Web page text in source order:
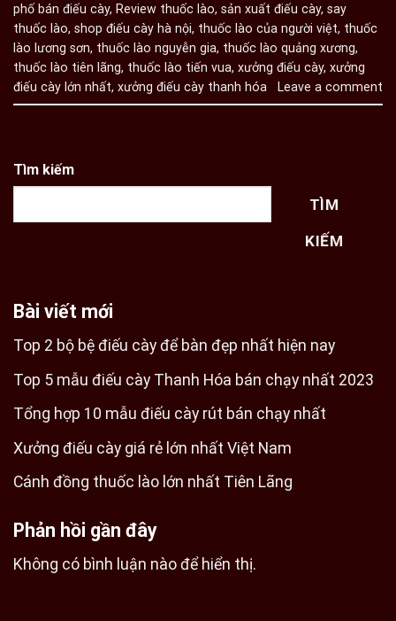
phố bán điếu cày, Review thuốc lào, sản xuất điếu cày, say
thuốc lào, shop điếu cày hà nội, thuốc lào của người việt, thuốc
lào lương sơn, thuốc lào nguyễn gia, thuốc lào quảng xương,
thuốc lào tiên lãng, thuốc lào tiến vua, xưởng điếu cày, xưởng
điếu cày lớn nhất, xưởng điếu cày thanh hóa Leave a comment
Tìm kiếm
TÌM
KIẾM
Bài viết mới
Top 2 bộ bệ điếu cày để bàn đẹp nhất hiện nay
Top 5 mẫu điếu cày Thanh Hóa bán chạy nhất 2023
Tổng hợp 10 mẫu điếu cày rút bán chạy nhất
Xưởng điếu cày giá rẻ lớn nhất Việt Nam
Cánh đồng thuốc lào lớn nhất Tiên Lãng
Phản hồi gần đây
Không có bình luận nào để hiển thị.